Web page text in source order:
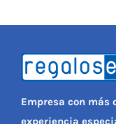
Empresa con más
experiencia